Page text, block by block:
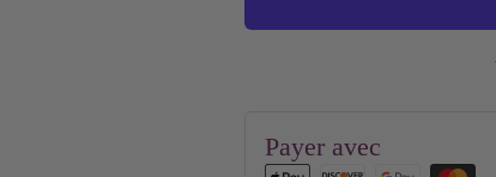
Payer avec